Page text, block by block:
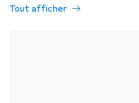
Tout afficher